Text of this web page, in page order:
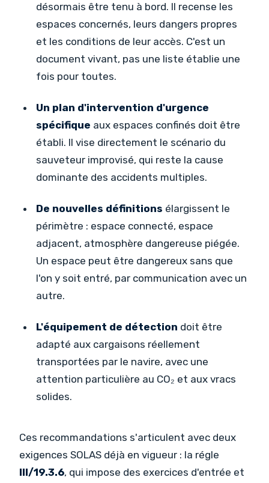
désormais être tenu à bord. Il recense les
espaces concernés, leurs dangers propres
et les conditions de leur accès. C'est un
document vivant, pas une liste établie une
fois pour toutes.
Un plan d'intervention d'urgence
spécifique aux espaces confinés doit être
établi. Il vise directement le scénario du
sauveteur improvisé, qui reste la cause
dominante des accidents multiples.
De nouvelles définitions élargissent le
périmètre : espace connecté, espace
adjacent, atmosphère dangereuse piégée.
Un espace peut être dangereux sans que
l'on y soit entré, par communication avec un
autre.
L'équipement de détection doit être
adapté aux cargaisons réellement
transportées par le navire, avec une
attention particulière au CO₂ et aux vracs
solides.
Ces recommandations s'articulent avec deux
exigences SOLAS déjà en vigueur : la régle
III/19.3.6, qui impose des exercices d'entrée et